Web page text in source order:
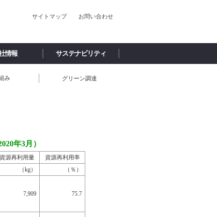
サイトマップ お問い合わせ
情報 サステナビリティ
み グリーン調達
年3月）
源再利用量
資源再利用率
（kg）
（％）
7,909 75.7